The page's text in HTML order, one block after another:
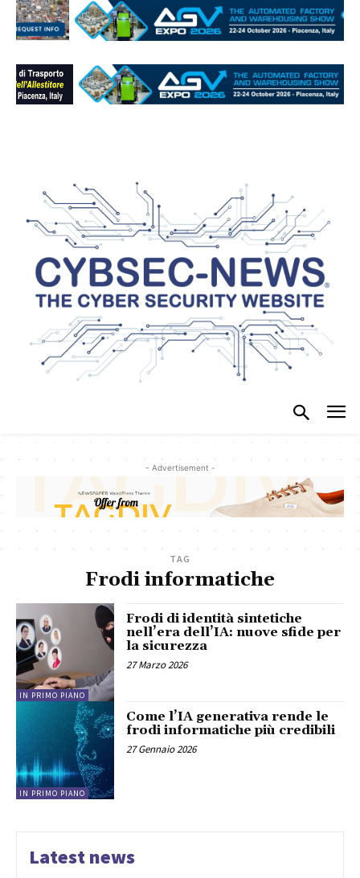
- Advertisement -
TAG
Frodi informatiche
IN PRIMO PIANO
Frodi di identità sintetiche
nell’era dell’IA: nuove sfide per
la sicurezza
27 Marzo 2026
IN PRIMO PIANO
Come l’IA generativa rende le
frodi informatiche più credibili
27 Gennaio 2026
Latest news